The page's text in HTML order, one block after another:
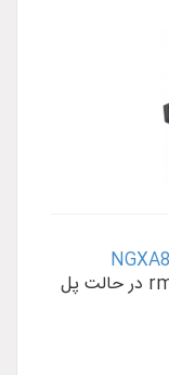
6 تا 75 وات rms و 3 تا 250 وات rms در حالت پل